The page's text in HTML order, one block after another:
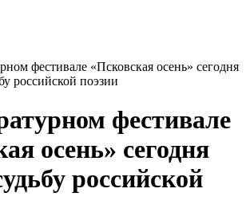
фестивале «Псковская осень» сегодня
российской поэзии
фестивале
осень» сегодня
российской